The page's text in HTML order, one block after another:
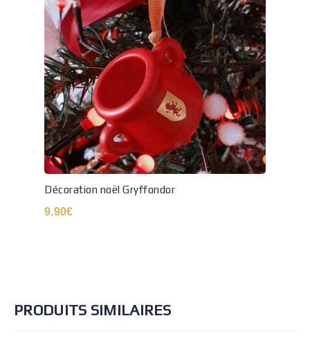
Décoration noël Gryffondor
9.90€
PRODUITS SIMILAIRES